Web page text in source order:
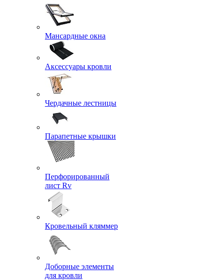
Мансардные окна
Аксессуары кровли
Чердачные лестницы
Парапетные крышки
Перфорированный
лист Rv
Кровельный кляммер
Доборные элементы
для кровли